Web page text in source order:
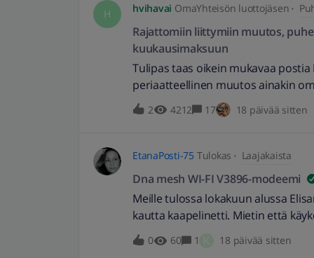
H hvihavai OmaYhteisön luottojäsen
Rajattomiin liittymiin muutos,
kuukausimaksuun
Tulipas taas oikein mukavaa
periaatteellinen muutos ainakin
enää sisälly kuukausimaksuun
ovat merkityksellisesti muuttuneet,
tämän muutoksen tehdä ehtojen
muillekin operaattoreille tulossa. Ei
niin muut aivan varmasti perässä
asiakastiedotteesta (oli
muilla:Liittymäsi kuukausimaksu
2 4212 17 18 päivää sitten
EtanaPosti-75 Tulokas Laajakaista
Dna mesh WI-FI V3896-modeemi
Meille tulossa lokakuun alussa
kautta kaapelinetti. Mietin että
myös Elisan verkossa. En millään
maksamatta🤣👍
0 60 1 18 päivää sitten